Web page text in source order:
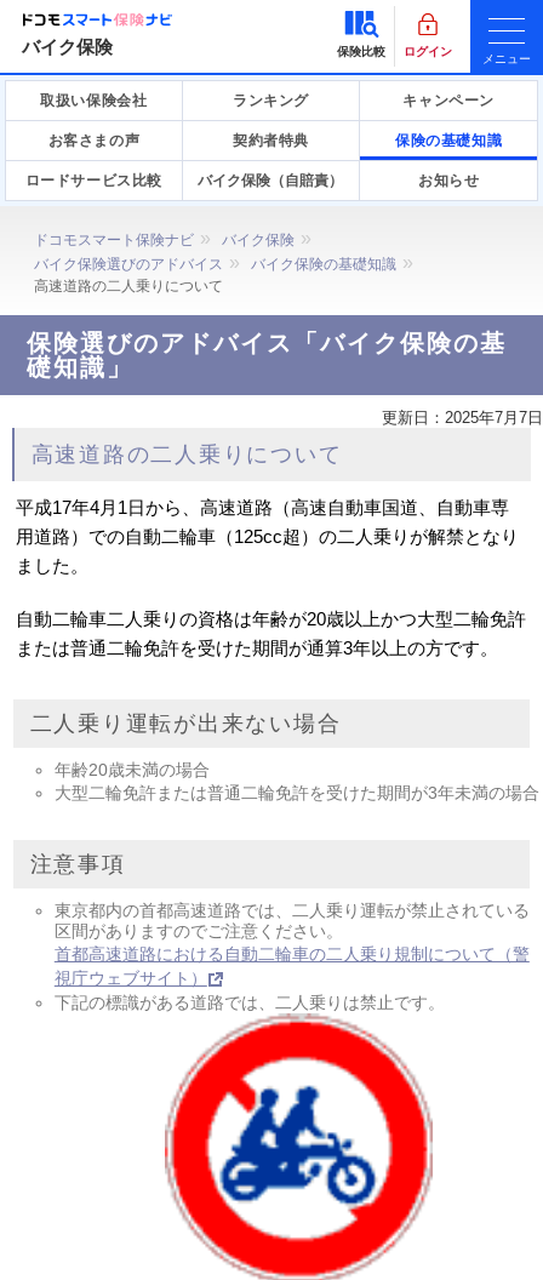
バイク保険 保険比較 ログイン
メニュー
取扱い保険会社 ランキング キャンペーン
お客さまの声 契約者特典 保険の基礎知識
ロードサービス比較 バイク保険（自賠責） お知らせ
ドコモスマート保険ナビ
バイク保険
バイク保険選びのアドバイス
バイク保険の基礎知識
高速道路の二人乗りについて
保険選びのアドバイス「バイク保険の基
礎知識」
更新日： 2025年7月7日
高速道路の二人乗りについて
平成17年4月1日から、高速道路（高速自動車国道、自動車専
用道路）での自動二輪車（125cc超）の二人乗りが解禁となり
ました。
自動二輪車二人乗りの資格は年齢が20歳以上かつ大型二輪免許
または普通二輪免許を受けた期間が通算3年以上の方です。
二人乗り運転が出来ない場合
年齢20歳未満の場合
大型二輪免許または普通二輪免許を受けた期間が3年未満の場合
注意事項
東京都内の首都高速道路では、二人乗り運転が禁止されている
区間がありますのでご注意ください。
首都高速道路における自動二輪車の二人乗り規制について（警
視庁ウェブサイト）
下記の標識がある道路では、二人乗りは禁止です。